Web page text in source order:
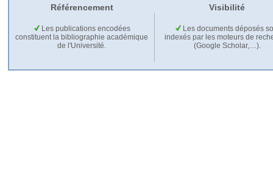
Référencement Visibilité
Les publications encodées
constituent la bibliographie académique
de l'Université.
Les documents déposés
indexés par les moteurs de
(Google Scholar,…).